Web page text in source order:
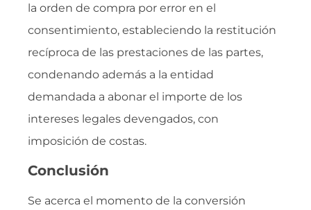
la orden de compra por error en el
consentimiento, estableciendo la restitución
recíproca de las prestaciones de las partes,
condenando además a la entidad
demandada a abonar el importe de los
intereses legales devengados, con
imposición de costas.
Conclusión
Se acerca el momento de la conversión